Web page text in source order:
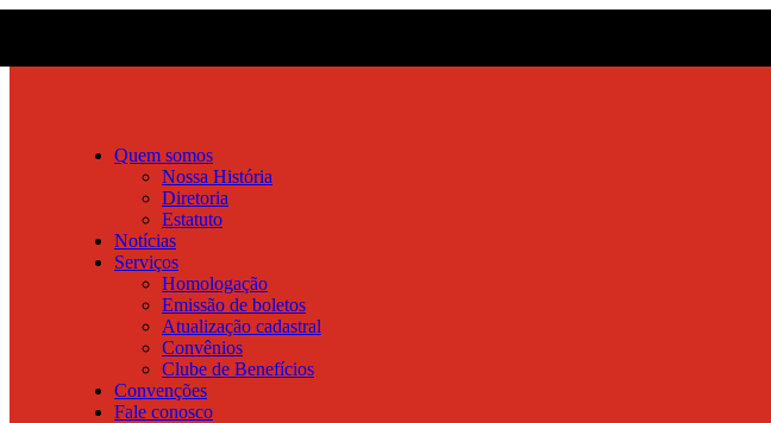
Quem somos
Nossa História
Diretoria
Estatuto
Notícias
Serviços
Homologação
Emissão de boletos
Atualização cadastral
Convênios
Clube de Benefícios
Convenções
Fale conosco